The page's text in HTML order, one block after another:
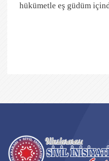
hükümetle eş güdüm